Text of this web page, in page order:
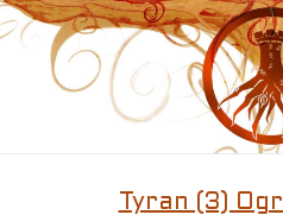
Skip
to
content
Tyran (3)